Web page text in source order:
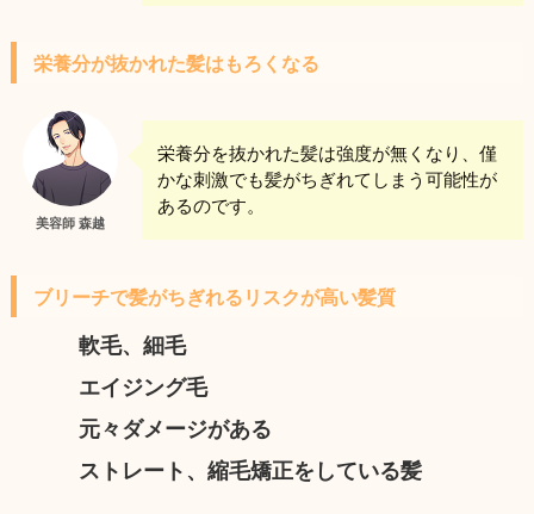
栄養分が抜かれた髪はもろくなる
美容師 森越
栄養分を抜かれた髪は強度が無くなり、僅
かな刺激でも髪がちぎれてしまう可能性が
あるのです。
ブリーチで髪がちぎれるリスクが高い髪質
軟毛、細毛
エイジング毛
元々ダメージがある
ストレート、縮毛矯正をしている髪